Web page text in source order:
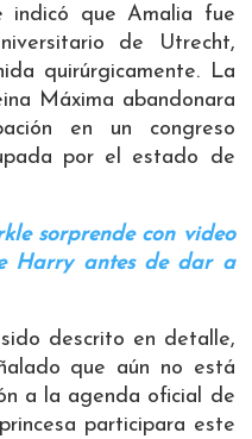
indicó que Amalia fue
de Utrecht,
quirúrgicamente. La
Máxima abandonara
en un congreso
por el estado de
sorprende con video
Harry antes de dar a
descrito en detalle,
que aún no está
a la agenda oficial de
participara este